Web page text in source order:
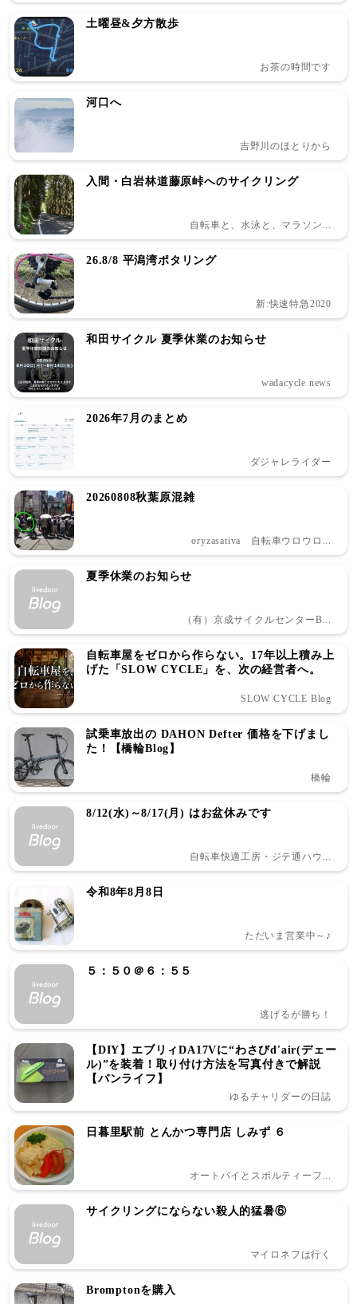
土曜昼&夕方散歩
お茶の時間です
河口へ
吉野川のほとりから
入間・白岩林道藤原峠へのサイクリング
自転車と、水泳と、マラソン...
26.8/8 平潟湾ポタリング
新:快速特急2020
和田サイクル 夏季休業のお知らせ
wadacycle news
2026年7月のまとめ
ダジャレライダー
20260808秋葉原混雑
oryzasativa 自転車ウロウロ...
夏季休業のお知らせ
（有）京成サイクルセンターB...
自転車屋をゼロから作らない。17年以上積み上
げた「SLOW CYCLE」を、次の経営者へ。
SLOW CYCLE Blog
試乗車放出の DAHON Defter 価格を下げまし
た！【橋輪Blog】
橋輪
8/12(水)～8/17(月) はお盆休みです
自転車快適工房・ジテ通ハウ...
令和8年8月8日
ただいま営業中～♪
５：５０＠６：５５
逃げるが勝ち！
【DIY】エブリィDA17Vに“わさびd'air(デェー
ル)”を装着！取り付け方法を写真付きで解説
【バンライフ】
ゆるチャリダーの日誌
日暮里駅前 とんかつ専門店 しみず ６
オートバイとスポルティーフ...
サイクリングにならない殺人的猛暑⑥
マイロネフは行く
Bromptonを購入